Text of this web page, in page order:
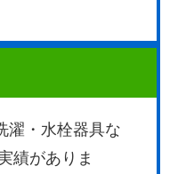
濯・水栓器具な
績がありま